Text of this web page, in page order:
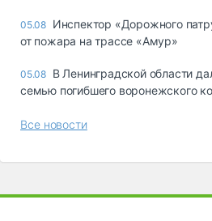
05.08 Инспектор «Дорожного
от пожара на трассе «Амур»
05.08 В Ленинградской области
семью погибшего воронежского
Все новости